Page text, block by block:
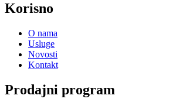
Korisno
O nama
Usluge
Novosti
Kontakt
Prodajni program